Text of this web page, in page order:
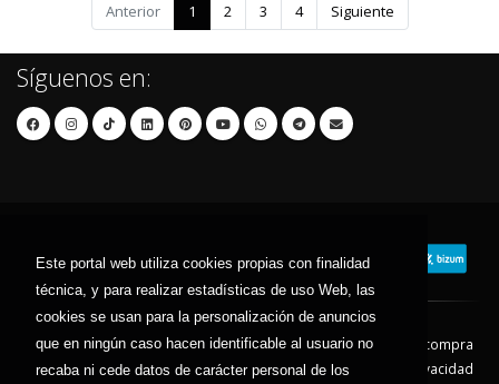
Este portal web utiliza cookies propias con finalidad
técnica, y para realizar estadísticas de uso Web, las
cookies se usan para la personalización de anuncios
que en ningún caso hacen identificable al usuario no
recaba ni cede datos de carácter personal de los
Anterior 1 2 3 4 Siguiente
Síguenos en:
Contacto Aviso Legal
Condiciones de compra
Política de envíos
Política de devolución
Política de Privacidad